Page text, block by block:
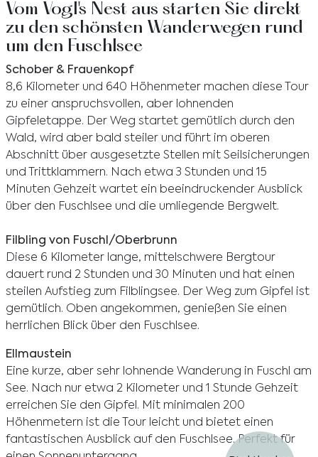
Vom Vogl's Nest aus starten Sie direkt
zu den schönsten Wanderwegen rund
um den Fuschlsee
Schober & Frauenkopf
8,6 Kilometer und 640 Höhenmeter machen diese Tour
zu einer anspruchsvollen, aber lohnenden
Gipfeletappe. Der Weg startet gemütlich durch den
Wald, wird aber bald steiler und führt im oberen
Abschnitt über ausgesetzte Stellen mit Seilsicherungen
und Trittklammern. Nach etwa 3 Stunden und 15
Minuten Gehzeit wartet ein beeindruckender Ausblick
über den Fuschlsee und die umliegende Bergwelt.
Filbling von Fuschl/Oberbrunn
Diese 6 Kilometer lange, mittelschwere Bergtour
dauert rund 2 Stunden und 30 Minuten und hat einen
steilen Aufstieg zum Filblingsee. Der Weg zum Gipfel ist
gemütlich. Oben angekommen, genießen Sie einen
herrlichen Blick über den Fuschlsee.
Ellmaustein
Eine kurze, aber sehr lohnende Wanderung in Fuschl am
See. Nach nur etwa 2 Kilometer und 1 Stunde Gehzeit
erreichen Sie den Gipfel. Mit minimalen 200
Höhenmetern ist die Tour leicht und bietet einen
fantastischen Ausblick auf den Fuschlsee. Perfekt für